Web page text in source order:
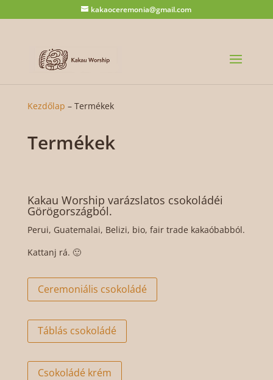
kakaoceremonia@gmail.com
Kezdőlap – Termékek
Termékek
Kakau Worship varázslatos csokoládéi
Görögországból.
Perui, Guatemalai, Belizi, bio, fair trade kakaóbabból.
Kattanj rá. 🙂
Ceremoniális csokoládé
Táblás csokoládé
Csokoládé krém